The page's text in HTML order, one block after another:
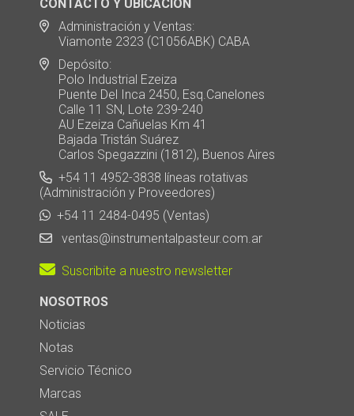
CONTACTO Y UBICACION
Administración y Ventas:
Viamonte 2323 (C1056ABK) CABA
Depósito:
Polo Industrial Ezeiza
Puente Del Inca 2450, Esq.Canelones
Calle 11 SN, Lote 239-240
AU Ezeiza Cañuelas Km 41
Bajada Tristán Suárez
Carlos Spegazzini (1812), Buenos Aires
+54 11 4952-3838 líneas rotativas
(Administración y Proveedores)
+54 11 2484-0495 (Ventas)
ventas@instrumentalpasteur.com.ar
Suscribite a nuestro newsletter
NOSOTROS
Noticias
Notas
Servicio Técnico
Marcas